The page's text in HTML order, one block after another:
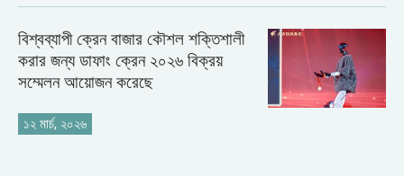
বিশ্বব্যাপী ক্রেন বাজার কৌশল শক্তিশালী
করার জন্য ডাফাং ক্রেন ২০২৬ বিক্রয়
সম্মেলন আয়োজন করেছে
১২ মার্চ, ২০২৬